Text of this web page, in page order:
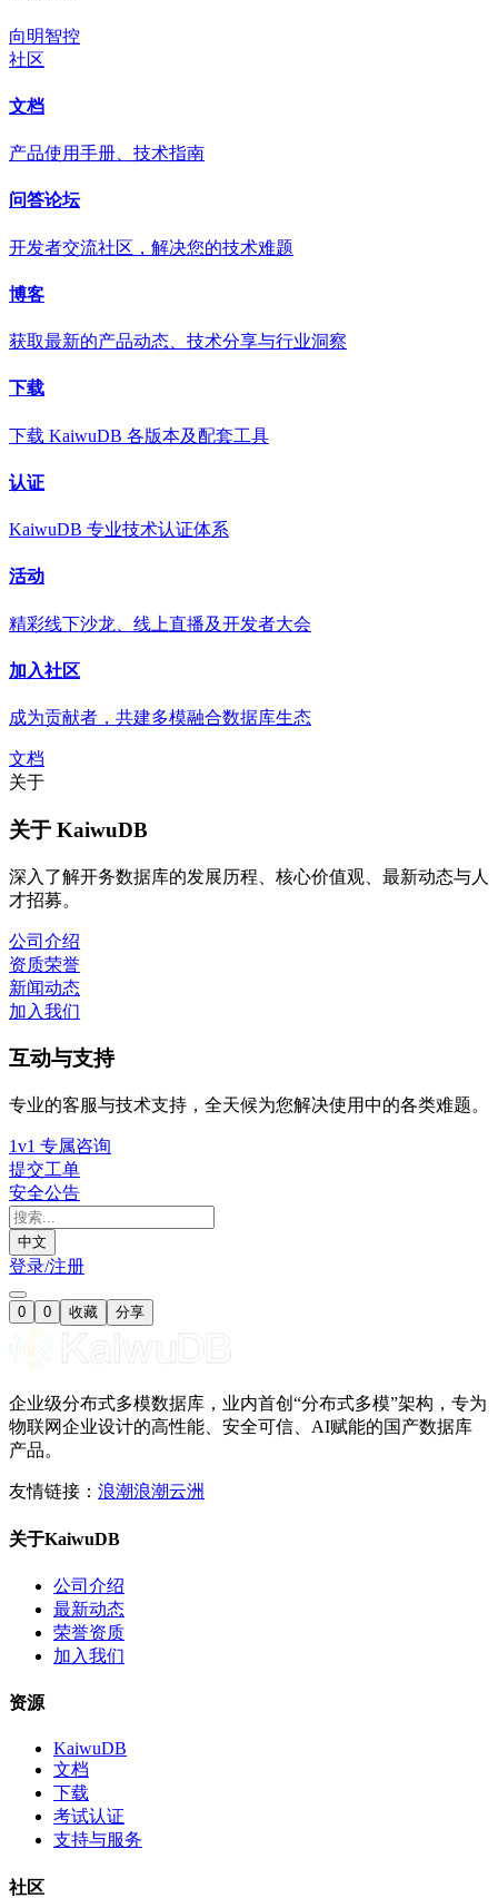
向明智控
社区
文档
产品使用手册、技术指南
问答论坛
开发者交流社区，解决您的技术难题
博客
获取最新的产品动态、技术分享与行业洞察
下载
下载 KaiwuDB 各版本及配套工具
认证
KaiwuDB 专业技术认证体系
活动
精彩线下沙龙、线上直播及开发者大会
加入社区
成为贡献者，共建多模融合数据库生态
文档
关于
关于 KaiwuDB
深入了解开务数据库的发展历程、核心价值观、最新动态与人
才招募。
公司介绍
资质荣誉
新闻动态
加入我们
互动与支持
专业的客服与技术支持，全天候为您解决使用中的各类难题。
1v1 专属咨询
提交工单
安全公告
中文
登录/注册
0 0 收藏 分享
企业级分布式多模数据库，业内首创“分布式多模”架构，专为
物联网企业设计的高性能、安全可信、AI赋能的国产数据库
产品。
友情链接： 浪潮浪潮云洲
关于KaiwuDB
公司介绍
最新动态
荣誉资质
加入我们
资源
KaiwuDB
文档
下载
考试认证
支持与服务
社区